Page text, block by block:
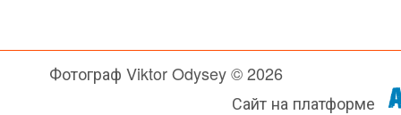
Фотограф Viktor Odysey © 2026
Сайт на платформе